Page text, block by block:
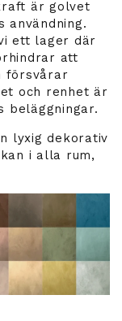
är golvet
användning.
ett lager där
att
försvårar
och renhet är
beläggningar.
lyxig dekorativ
i alla rum,